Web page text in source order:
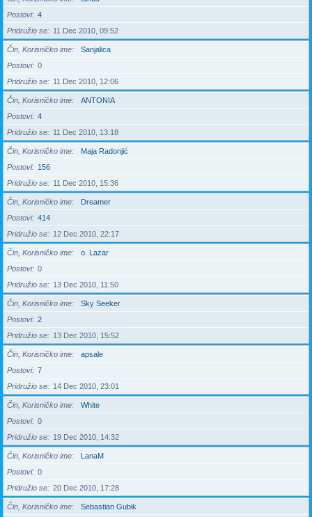
Postovi
4
Pridružio se
11 Dec 2010, 09:52
Čin, Korisničko ime
Sanjalica
Postovi
0
Pridružio se
11 Dec 2010, 12:06
Čin, Korisničko ime
ANTONIA
Postovi
4
Pridružio se
11 Dec 2010, 13:18
Čin, Korisničko ime
Maja Radonjić
Postovi
156
Pridružio se
11 Dec 2010, 15:36
Čin, Korisničko ime
Dreamer
Postovi
414
Pridružio se
12 Dec 2010, 22:17
Čin, Korisničko ime
o. Lazar
Postovi
0
Pridružio se
13 Dec 2010, 11:50
Čin, Korisničko ime
Sky Seeker
Postovi
2
Pridružio se
13 Dec 2010, 15:52
Čin, Korisničko ime
apsale
Postovi
7
Pridružio se
14 Dec 2010, 23:01
Čin, Korisničko ime
White
Postovi
0
Pridružio se
19 Dec 2010, 14:32
Čin, Korisničko ime
LanaM
Postovi
0
Pridružio se
20 Dec 2010, 17:28
Čin, Korisničko ime
Sebastian Gubik